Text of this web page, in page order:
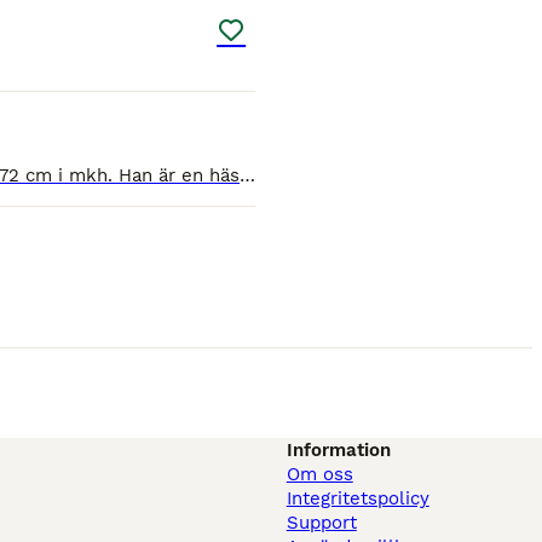
Lifetime är e: Londontime - Londonderry, ue: His Highness - Hohenstein. Lifetime är en energifull Hannoveranare på 172 cm i mkh. Han är en häst som alltid syns i mängden. Han har en härlig utstr
Information
Om oss
Integritetspolicy
Support